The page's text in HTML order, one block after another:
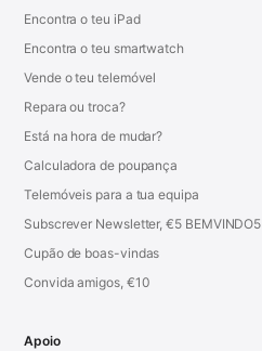
Encontra o teu iPad
Encontra o teu smartwatch
Vende o teu telemóvel
Repara ou troca?
Está na hora de mudar?
Calculadora de poupança
Telemóveis para a tua equipa
Subscrever Newsletter, €5 BEMVINDO5
Cupão de boas-vindas
Convida amigos, €10
Apoio